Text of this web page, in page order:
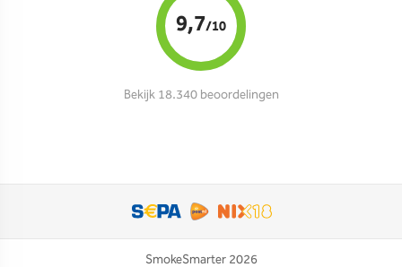
9,7/10
Bekijk 18.340 beoordelingen
SmokeSmarter 2026